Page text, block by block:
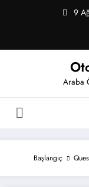
9
Araba
Başlangıç